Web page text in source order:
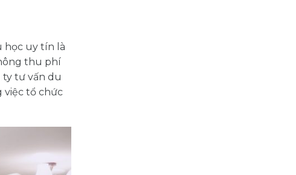
học uy tín là
thu phí
ty tư vấn du
việc tổ chức